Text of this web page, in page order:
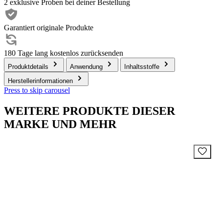
2 exklusive Proben bei deiner Bestellung
Garantiert originale Produkte
180 Tage lang kostenlos zurücksenden
Produktdetails Anwendung
Inhaltsstoffe
Herstellerinformationen
Press to skip carousel
WEITERE PRODUKTE DIESER
MARKE UND MEHR